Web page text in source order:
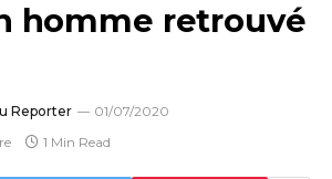
homme retrouvé
Reporter
01/07/2020
1 Min Read